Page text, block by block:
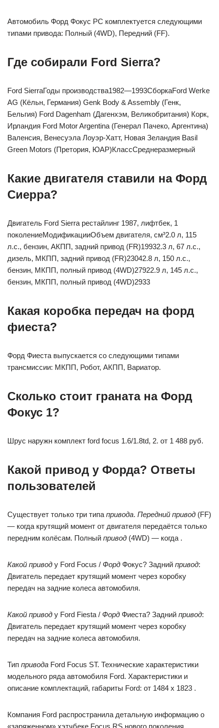
Автомобиль Форд Фокус РС комплектуется следующими
типами привода: Полный (4WD), Передний (FF).
Где собирали Ford Sierra?
Ford SierraГоды производства1982—1993СборкаFord Werke
AG (Кёльн, Германия) Genk Body & Assembly (Генк,
Бельгия) Ford Dagenham (Дагенхэм, Великобритания) Корк,
Ирландия Ford Motor Argentina (Генерал Пачеко, Аргентина)
Валенсия, Венесуэла Лоуэр-Хатт, Новая Зеландия Basil
Green Motors (Претория, ЮАР)КлассСреднеразмерный
Какие двигателя ставили на Форд
Сиерра?
Двигатель Ford Sierra рестайлинг 1987, лифтбек, 1
поколениеМодификацииОбъем двигателя, см³2.0 л, 115
л.с., бензин, АКПП, задний привод (FR)19932.3 л, 67 л.с.,
дизель, МКПП, задний привод (FR)23042.8 л, 150 л.с.,
бензин, МКПП, полный привод (4WD)27922.9 л, 145 л.с.,
бензин, МКПП, полный привод (4WD)2933
Какая коробка передач на форд
фиеста?
Форд Фиеста выпускается со следующими типами
трансмиссии: МКПП, Робот, АКПП, Вариатор.
Сколько стоит граната на Форд
Фокус 1?
Шрус наружн комплект ford focus 1.6/1.8td, 2. от 1 488 руб.
Какой привод у Форда? Ответы
пользователей
Существует только три типа привода. Передний привод (FF)
— когда крутящий момент от двигателя передаётся только
передним колёсам. Полный привод (4WD) — когда .
Какой привод у Ford Focus / Форд Фокус? Задний привод:
Двигатель передает крутящий момент через коробку
передач на задние колеса автомобиля.
Какой привод у Ford Fiesta / Форд Фиеста? Задний привод:
Двигатель передает крутящий момент через коробку
передач на задние колеса автомобиля.
Тип привода Ford Focus ST. Технические характеристики
модельного ряда автомобиля Ford. Характеристики и
описание комплектаций, габариты Ford: от 1484 x 1823 .
Компания Ford распространила детальную информацию о
«заряженном» хэтчбеке Focus RS нового поколения,